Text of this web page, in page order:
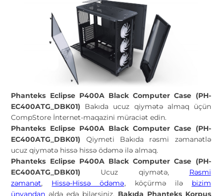
Phanteks Eclipse P400A Black Computer Case (PH-
EC400ATG_DBK01)
Bakıda ucuz qiymətə almaq üçün
CompStore İnternet-maqazini müraciət edin.
Phanteks Eclipse P400A Black Computer Case (PH-
EC400ATG_DBK01) Qiymeti Bakıda rəsmi zəmanətlə
ucuz qiymətə hissə hissə ödəmə ilə almaq.
Phanteks Eclipse P400A Black Computer Case (PH-
EC400ATG_DBK01) Ucuz qiymətə, Rəsmi
zəmanət, Hissə-Hissə ödəmə, köçürmə ilə bizim
ünvandan əldə edə bilərsiniz. Bakıda Phanteks Korpus